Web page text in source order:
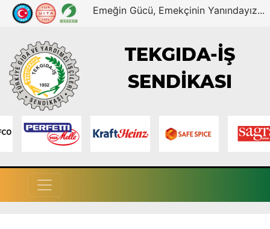
Emeğin Gücü, Emekçinin Yanındayız...
TEKGIDA-İŞ
SENDİKASI